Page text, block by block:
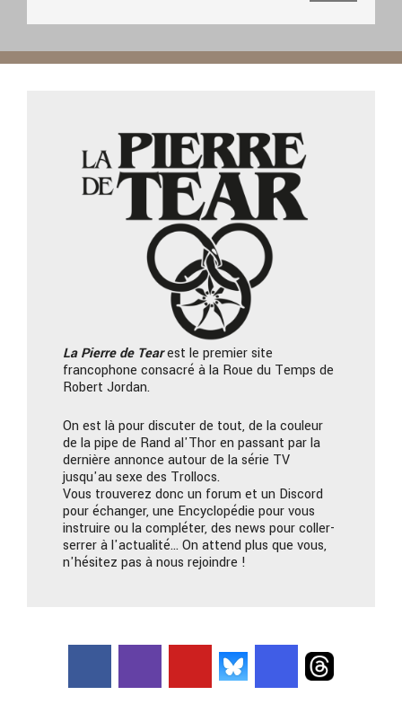
La Pierrede Tearest le premier site
francophone consacré à la Roue du Temps de
Robert Jordan.
On est là pour discuter de tout, de la couleur
de la pipe de Rand al'Thor en passant par la
dernière annonce autour de la série TV
jusqu'au sexe des Trollocs.
Vous trouverez donc un forum et un Discord
pour échanger, une Encyclopédie pour vous
instruire ou la compléter, des news pour coller-
serrer à l'actualité… On attend plus que vous,
n'hésitez pas à nous rejoindre !